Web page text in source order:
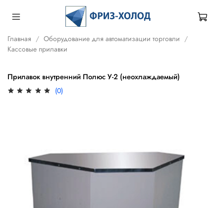
Главная
Оборудование для автоматизации торговли
Кассовые прилавки
Прилавок внутренний Полюс У-2 (неохлаждаемый)
(0)